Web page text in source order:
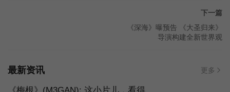
下一篇
《深海》曝预告 《大圣归来》
导演构建全新世界观
最新资讯 更多